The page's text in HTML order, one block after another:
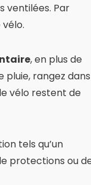
ventilées. Par
, en plus de
pluie, rangez dans
vélo restent de
tels qu’un
protections ou